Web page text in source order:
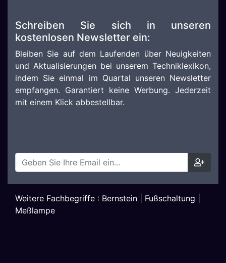
Schreiben Sie sich in unseren
kostenlosen Newsletter ein:
Bleiben Sie auf dem Laufenden über Neuigkeiten
und Aktualisierungen bei unserem Techniklexikon,
indem Sie einmal im Quartal unseren Newsletter
empfangen. Garantiert keine Werbung. Jederzeit
mit einem Klick abbestellbar.
Weitere Fachbegriffe : Bernstein Fußschaltung
Meßlampe